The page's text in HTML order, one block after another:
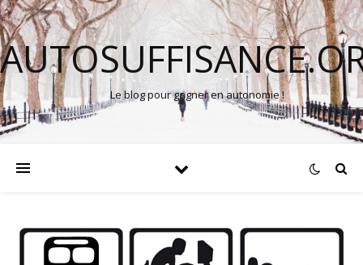
Le blog pour gagner en autonomie !